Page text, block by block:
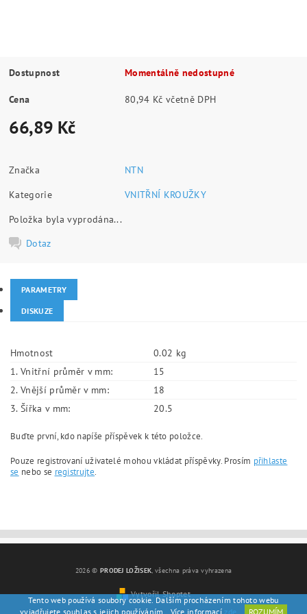
Dostupnost Momentálně nedostupné
Cena 80,94 Kč včetně DPH
66,89 Kč
Značka
NTN
Kategorie
VNITŘNÍ KROUŽKY
Položka byla vyprodána...
Dotaz
PARAMETRY
DISKUZE
Hmotnost
0.02 kg
1. Vnitřní průměr v mm:
15
2. Vnější průměr v mm:
18
3. Šířka v mm:
20.5
Buďte první, kdo napíše příspěvek k této položce.
Pouze registrovaní uživatelé mohou vkládat příspěvky. Prosím přihlaste
se nebo se registrujte.
2026 © PRODEJ LOŽISEK, všechna práva vyhrazena
Vytvořil Shoptet
Tento web používá soubory cookie. Dalším procházením tohoto webu
vyjadřujete souhlas s jejich používáním.. Více informací zde ROZUMÍM